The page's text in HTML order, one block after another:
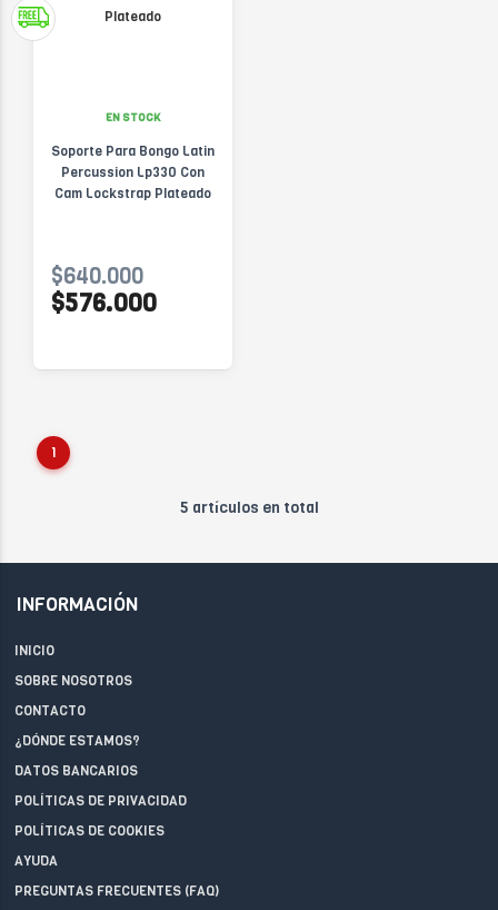
EN STOCK
Soporte Para Bongo Latin
Percussion Lp330 Con
Cam Lockstrap Plateado
$640.000
$576.000
1
5 artículos en total
INFORMACIÓN
INICIO
SOBRE NOSOTROS
CONTACTO
¿DÓNDE ESTAMOS?
DATOS BANCARIOS
POLÍTICAS DE PRIVACIDAD
POLÍTICAS DE COOKIES
AYUDA
PREGUNTAS FRECUENTES (FAQ)